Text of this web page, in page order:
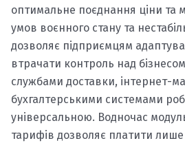
оптимальне поєднання ціни та
умов воєнного стану та
дозволяє підприємцям
втрачати контроль над бізнесом.
службами доставки, інтернет-
бухгалтерськими системами
універсальною. Водночас
тарифів дозволяє платити лише